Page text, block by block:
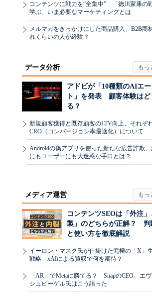
コンテンツに戦力を“全集中” 「徳川家康の
学ぶ、いま必要なマーケティングとは
メルマガをきっかけにした商品購入、B2B商
れくらいの人が経験？
データ分析
アドビが「10種類のAIエ
ト」を発表 顧客体験はど
る？
新規顧客獲得と既存顧客のLTV向上、それぞ
CRO（コンバージョン率最適化）について
Androidの偽アプリを使った新たな広告詐欺、
にもユーザーにも大迷惑な手口とは？
メディア運営
コンテンツSEOは「外注
製」のどちらが正解？ 判
と使い方を徹底解説
イーロン・マスク氏が仕掛けた究極の「X」
戦略 xAIによる買収で何を期待？
「AR」でMetaに勝てる？ SnapのCEO、エヴ
シュピーゲル氏はこう語った